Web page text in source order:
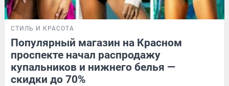
СТИЛЬ И КРАСОТА
Популярный магазин на Красном
проспекте начал распродажу
купальников и нижнего белья —
скидки до 70%